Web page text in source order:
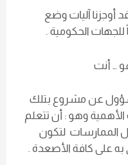
أوجزنا آليات وضع
الحكومية .
… أنت
عن مشروع بتلك
وهو : أن تتعلم
الممارسات لتكون
على كافة الأصعدة .